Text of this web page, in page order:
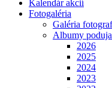
Kalendár akcií
Fotogaléria
Galéria
Albumy
2026
2025
2024
2023